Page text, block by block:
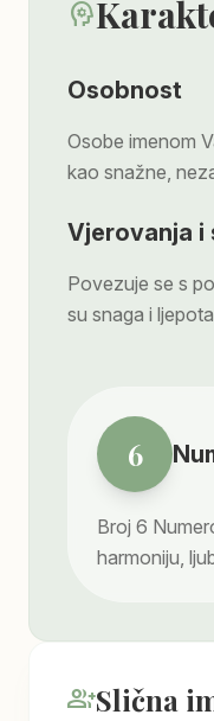
psychology
Osobnost
Osobe imenom
kao snažne,
Vjerovanja i
Povezuje se s
su snaga i
6
Broj 6
harmoniju,
group_addSlična